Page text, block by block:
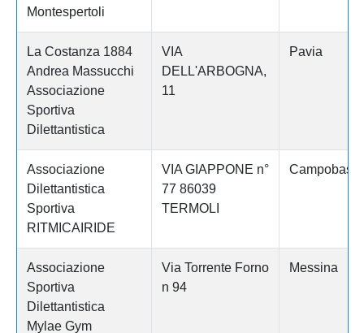
Montespertoli
La Costanza 1884
Andrea Massucchi
Associazione
Sportiva
Dilettantistica
VIA
DELL'ARBOGNA,
11
Pavia
Associazione
Dilettantistica
Sportiva
RITMICAIRIDE
VIA GIAPPONE n°
77 86039
TERMOLI
Associazione
Sportiva
Dilettantistica
Mylae Gym
Via Torrente Forno
n 94
Messina